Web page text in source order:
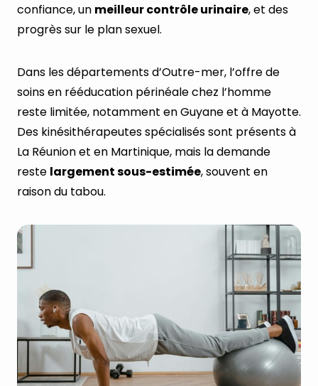
confiance, un meilleur contrôle urinaire, et des
progrès sur le plan sexuel.
Dans les départements d’Outre-mer, l’offre de
soins en rééducation périnéale chez l’homme
reste limitée, notamment en Guyane et à Mayotte.
Des kinésithérapeutes spécialisés sont présents à
La Réunion et en Martinique, mais la demande
reste largement sous-estimée, souvent en
raison du tabou.